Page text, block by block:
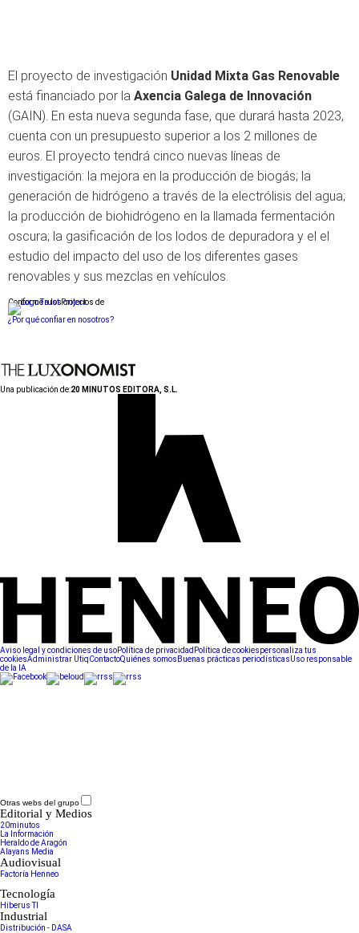
El proyecto de investigación Unidad Mixta Gas Renovable
está financiado por la Axencia Galega de Innovación
(GAIN). En esta nueva segunda fase, que durará hasta 2023,
cuenta con un presupuesto superior a los 2 millones de
euros. El proyecto tendrá cinco nuevas líneas de
investigación: la mejora en la producción de biogás; la
generación de hidrógeno a través de la electrólisis del agua;
la producción de biohidrógeno en la llamada fermentación
oscura; la gasificación de los lodos de depuradora y el el
estudio del impacto del uso de los diferentes gases
renovables y sus mezclas en vehículos.
Conforme a los criterios de
¿Por qué confiar en nosotros?
Una publicación de:20 MINUTOS EDITORA, S.L.
Aviso legal y condiciones de usoPolítica de privacidad Política de cookiespersonaliza tus
cookiesAdministrar UtiqContactoQuiénes somos Buenas prácticas periodísticasUso responsable
de la IA
Otras webs del grupo
Editorial y Medios
20minutos
La Información
Heraldo de Aragón
Alayans Media
Audiovisual
Factoría Henneo
Tecnología
Hiberus TI
Industrial
Distribución - DASA